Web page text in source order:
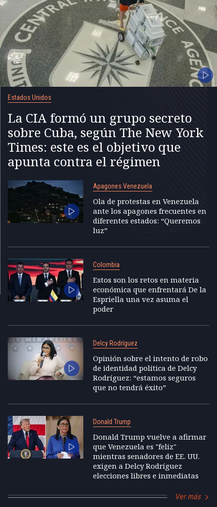
Estados Unidos
La CIA formó un grupo secreto
sobre Cuba, según The New York
Times: este es el objetivo que
apunta contra el régimen
Apagones Venezuela
Ola de protestas en Venezuela
ante los apagones frecuentes en
diferentes estados: “Queremos
luz”
Colombia
Estos son los retos en materia
económica que enfrentará De la
Espriella una vez asuma el
poder
Delcy Rodríguez
Opinión sobre el intento de robo
de identidad política de Delcy
Rodríguez: “estamos seguros
que no tendrá éxito”
Donald Trump
Donald Trump vuelve a afirmar
que Venezuela es "feliz"
mientras senadores de EE. UU.
exigen a Delcy Rodríguez
elecciones libres e inmediatas
Ver más